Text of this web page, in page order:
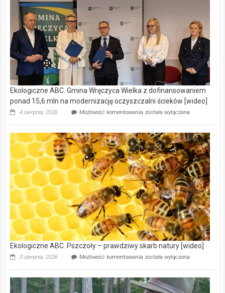
Ekologiczne ABC. Gmina Wręczyca Wielka z dofinansowaniem
ponad 15,6 mln na modernizację oczyszczalni ścieków [wideo]
4 sierpnia, 2026 Możliwość komentowania Ekologiczne
Wręczyca
Wielka
z
dofinansowaniem
ponad
15,6
mln
na
modernizację
oczyszczalni
ścieków
[wideo]
została wyłączona
Ekologiczne ABC. Pszczoły – prawdziwy skarb natury [wideo]
3 sierpnia, 2026 Możliwość komentowania Ekologiczne
–
prawdziwy
została wyłączona